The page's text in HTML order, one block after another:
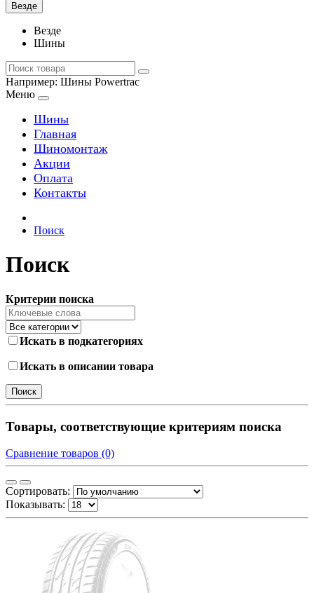
Везде
Везде
Шины
Например: Шины Powertrac
Меню
Шины
Главная
Шиномонтаж
Акции
Оплата
Контакты
Поиск
Поиск
Критерии поиска
Искать в подкатегориях
Искать в описании товара
Товары, соответствующие критериям поиска
Сравнение товаров (0)
Сортировать:
Показывать: